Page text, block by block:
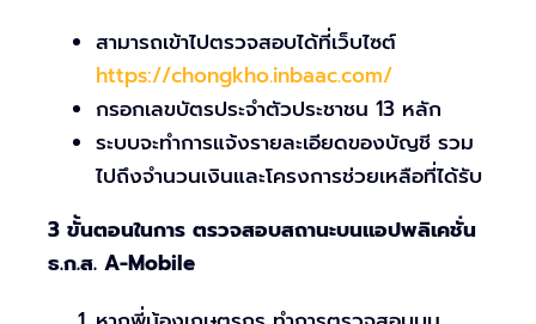
สามารถเข้าไปตรวจสอบได้ที่เว็บไซต์
https://chongkho.inbaac.com/
กรอกเลขบัตรประจำตัวประชาชน 13 หลัก
ระบบจะทำการแจ้งรายละเอียดของบัญชี รวม
ไปถึงจำนวนเงินและโครงการช่วยเหลือที่ได้รับ
3 ขั้นตอนในการ ตรวจสอบสถานะบนแอปพลิเคชั่น
ธ.ก.ส. A-Mobile